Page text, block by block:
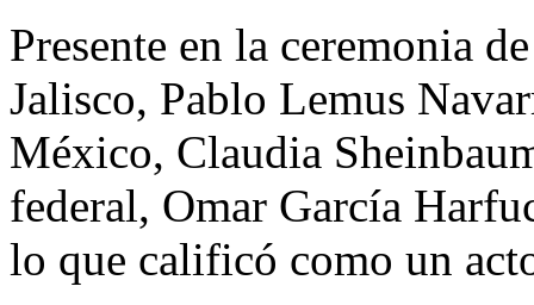
Presente en la ceremonia
Jalisco, Pablo Lemus
México, Claudia
federal, Omar García
lo que calificó como un